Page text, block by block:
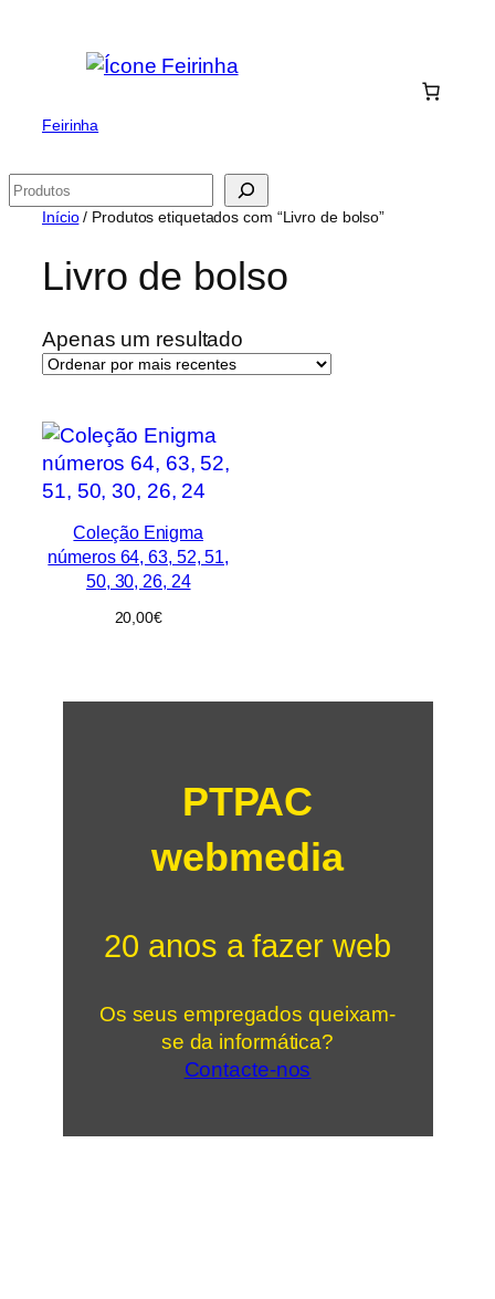
Feirinha
Pesquisar
Início/ Produtos etiquetados com “Livro de bolso”
Livro de bolso
Apenas um resultado
Coleção Enigma
números 64, 63, 52, 51,
50, 30, 26, 24
20,00€
PTPAC
webmedia
20 anos a fazer web
Os seus empregados queixam-
se da informática?
Contacte-nos